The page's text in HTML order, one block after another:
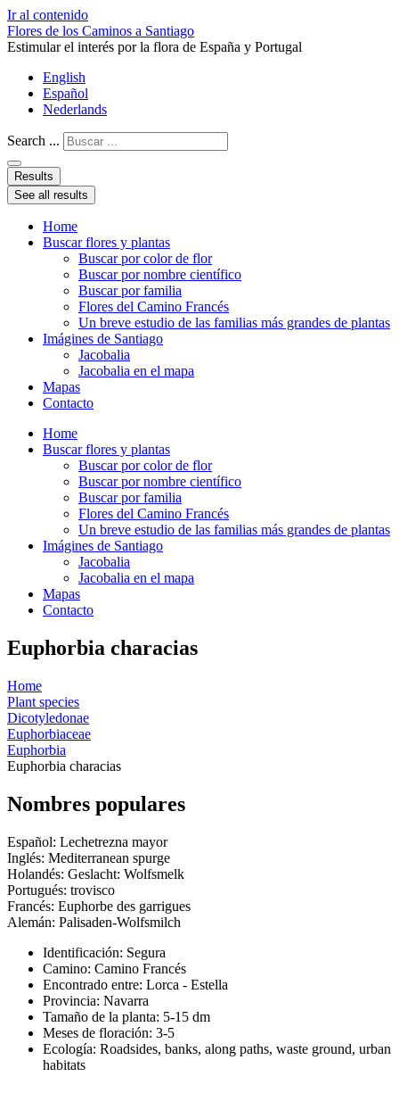
Ir al contenido
Flores de los Caminos a Santiago
Estimular el interés por la flora de España y Portugal
English
Español
Nederlands
Search ...
Results
See all results
Home
Buscar flores y plantas
Buscar por color de flor
Buscar por nombre científico
Buscar por familia
Flores del Camino Francés
Un breve estudio de las familias más grandes de plantas
Imágines de Santiago
Jacobalia
Jacobalia en el mapa
Mapas
Contacto
Home
Buscar flores y plantas
Buscar por color de flor
Buscar por nombre científico
Buscar por familia
Flores del Camino Francés
Un breve estudio de las familias más grandes de plantas
Imágines de Santiago
Jacobalia
Jacobalia en el mapa
Mapas
Contacto
Euphorbia characias
Home
Plant species
Dicotyledonae
Euphorbiaceae
Euphorbia
Euphorbia characias
Nombres populares
Español: Lechetrezna mayor
Inglés: Mediterranean spurge
Holandés: Geslacht: Wolfsmelk
Portugués: trovisco
Francés: Euphorbe des garrigues
Alemán: Palisaden-Wolfsmilch
Identificación: Segura
Camino: Camino Francés
Encontrado entre: Lorca - Estella
Provincia: Navarra
Tamaño de la planta: 5-15 dm
Meses de floración: 3-5
Ecología: Roadsides, banks, along paths, waste ground, urban
habitats